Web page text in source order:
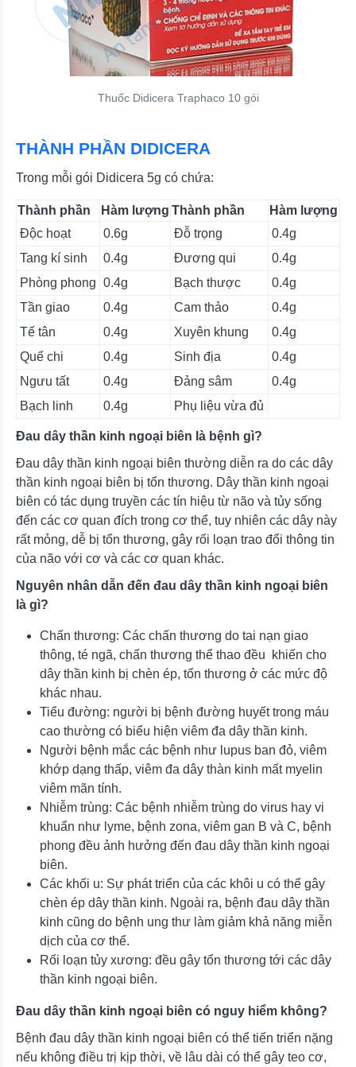
Thuốc Didicera Traphaco 10 gói
THÀNH PHẦN DIDICERA
Trong mỗi gói Didicera 5g có chứa:
Thành phần Hàm lượng Thành phần
Hàm lượng
Độc hoạt
0.6g Đỗ trọng
0.4g
Tang kí sinh
0.4g Đương qui
0.4g
Phòng phong 0.4g Bạch thược
0.4g
Tần giao
0.4g Cam thảo
0.4g
Tế tân
0.4g Xuyên khung
0.4g
Quế chi
0.4g Sinh địa
0.4g
Ngưu tất
0.4g Đảng sâm
0.4g
Bạch linh
0.4g Phụ liệu vừa đủ
Đau dây thần kinh ngoại biên là bệnh gì?
Đau dây thần kinh ngoại biên thường diễn ra do các dây
thần kinh ngoại biên bị tổn thương. Dây thần kinh ngoại
biên có tác dụng truyền các tín hiệu từ não và tủy sống
đến các cơ quan đích trong cơ thể, tuy nhiên các dây này
rất mỏng, dễ bị tổn thương, gây rối loạn trao đổi thông tin
của não với cơ và các cơ quan khác.
Nguyên nhân dẫn đến đau dây thần kinh ngoại biên
là gì?
Chấn thương: Các chấn thương do tai nạn giao
thông, té ngã, chấn thương thể thao đều khiến cho
dây thần kinh bị chèn ép, tổn thương ở các mức độ
khác nhau.
Tiểu đường: người bị bệnh đường huyết trong máu
cao thường có biểu hiện viêm đa dây thần kinh.
Người bệnh mắc các bệnh như lupus ban đỏ, viêm
khớp dạng thấp, viêm đa dây thàn kinh mất myelin
viêm mãn tính.
Nhiễm trùng: Các bệnh nhiễm trùng do virus hay vi
khuẩn như lyme, bệnh zona, viêm gan B và C, bệnh
phong đều ảnh hưởng đến đau dây thần kinh ngoại
biên.
Các khối u: Sự phát triển của các khôi u có thể gây
chèn ép dây thần kinh. Ngoài ra, bệnh đau dây thần
kinh cũng do bệnh ung thư làm giảm khả năng miễn
dịch của cơ thể.
Rối loạn tủy xương: đều gây tổn thương tới các dây
thần kinh ngoại biên.
Đau dây thần kinh ngoại biên có nguy hiểm không?
Bệnh đau dây thần kinh ngoại biên có thể tiến triển nặng
nếu không điều trị kịp thời, về lâu dài có thể gây teo cơ,